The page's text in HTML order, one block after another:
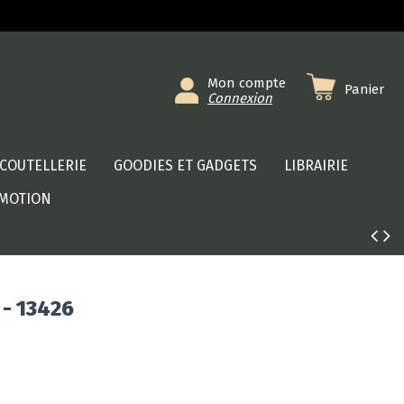
Mon compte
Connexion
Panier
COUTELLERIE GOODIES ET GADGETS
LIBRAIRIE
13426